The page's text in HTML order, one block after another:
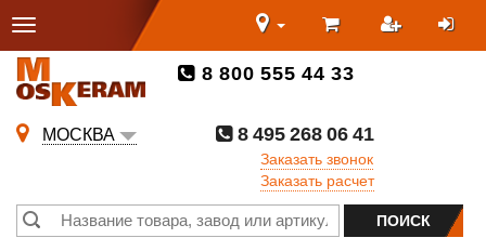
8 800 555 44 33
МОСКВА
8 495 268 06 41
Заказать звонок
Заказать расчет